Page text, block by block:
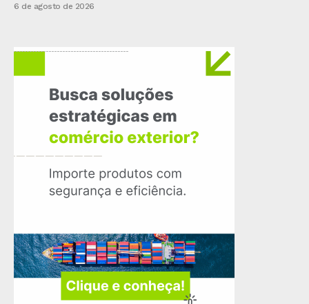
6 de agosto de 2026